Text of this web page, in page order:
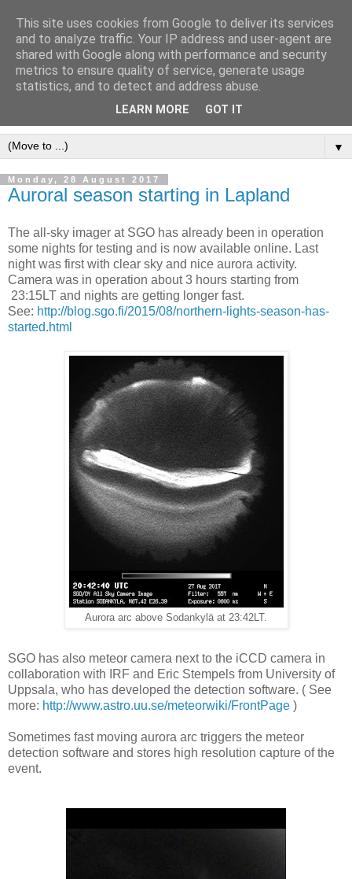
▼
Monday, 28 August 2017
Auroral season starting in Lapland
The all-sky imager at SGO has already been in operation
some nights for testing and is now available online. Last
night was first with clear sky and nice aurora activity.
Camera was in operation about 3 hours starting from
23:15LT and nights are getting longer fast.
See: http://blog.sgo.fi/2015/08/northern-lights-season-has-
started.html
Aurora arc above Sodankylä at 23:42LT.
SGO has also meteor camera next to the iCCD camera in
collaboration with IRF and Eric Stempels from University of
Uppsala, who has developed the detection software. ( See
more: http://www.astro.uu.se/meteorwiki/FrontPage )
Sometimes fast moving aurora arc triggers the meteor
detection software and stores high resolution capture of the
event.
This site uses cookies from Google to deliver its services
and to analyze traffic. Your IP address and user-agent are
shared with Google along with performance and security
metrics to ensure quality of service, generate usage
statistics, and to detect and address abuse.
LEARN MORE GOT IT